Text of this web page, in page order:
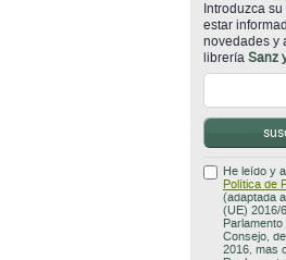
Introduzca
estar
novedades y
librería Sanz
He leído y
Política de
(adaptada
(UE) 2016/
Consejo,
2016, mas